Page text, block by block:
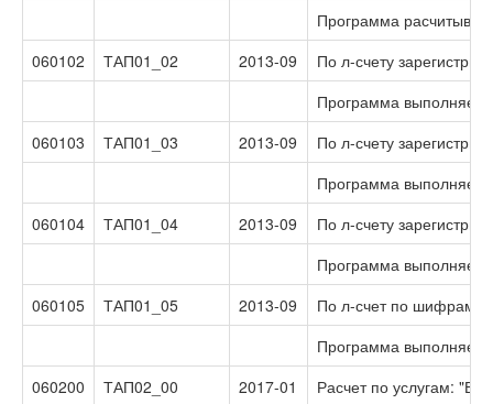
Программа
060102
ТАП01_02 2013-09
По л-счету
Программа выполняет
060103
ТАП01_03 2013-09
По л-счету
Программа выполняет
060104
ТАП01_04 2013-09
По л-счету
Программа выполняет
060105
ТАП01_05 2013-09
По л-счет по шифрам
Программа выполняет
060200
ТАП02_00 2017-01
Расчет по услугам: